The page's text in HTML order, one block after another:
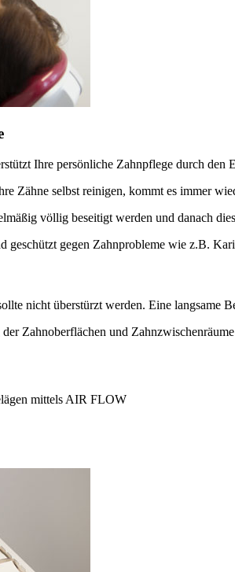
Ihre persönliche Zahnpflege durch den
Zähne selbst reinigen, kommt es immer
völlig beseitigt werden und danach
geschützt gegen Zahnprobleme wie z.B.
nicht überstürzt werden. Eine langsame
Zahnoberflächen und Zahnzwischenräume
mittels AIR FLOW